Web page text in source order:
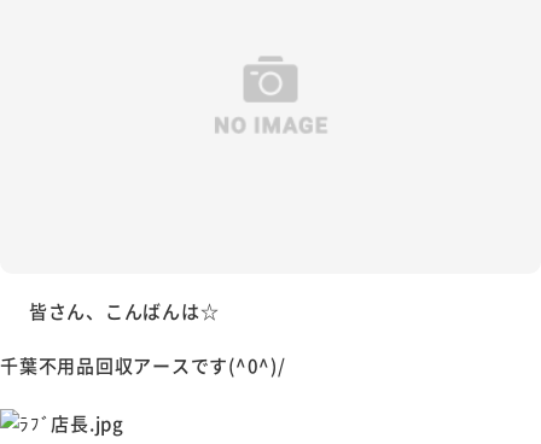
皆さん、こんばんは☆
千葉不用品回収アースです(^0^)/